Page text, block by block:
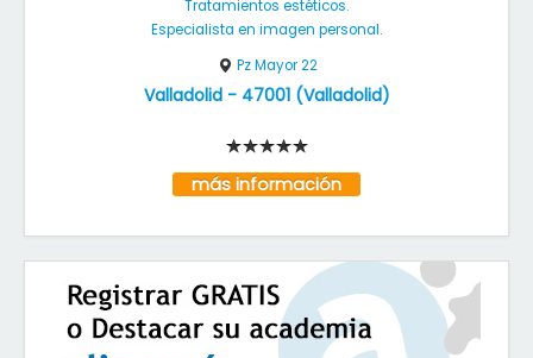
Tratamientos estéticos.
Especialista en imagen personal.
Pz Mayor 22
Valladolid- 47001(Valladolid)
más información